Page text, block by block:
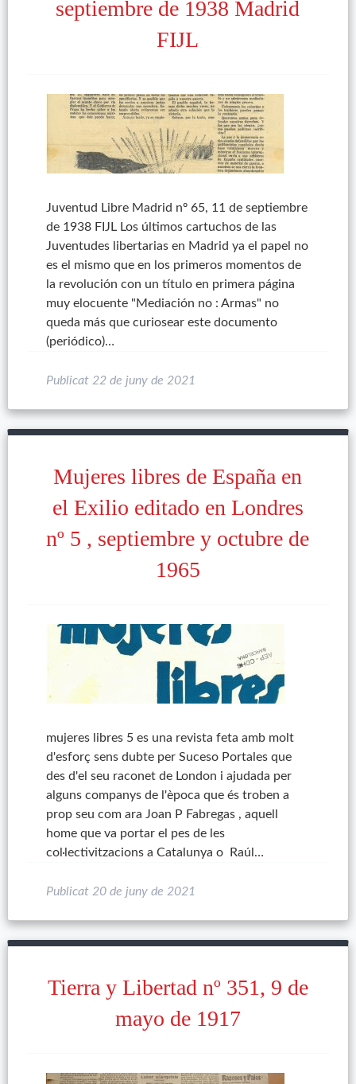
septiembre de 1938 Madrid
FIJL
Juventud Libre Madrid nº 65, 11 de septiembre
de 1938 FIJL Los últimos cartuchos de las
Juventudes libertarias en Madrid ya el papel no
es el mismo que en los primeros momentos de
la revolución con un título en primera página
muy elocuente "Mediación no : Armas" no
queda más que curiosear este documento
(periódico)…
Publicat 22 de juny de 2021
Mujeres libres de España en
el Exilio editado en Londres
nº 5 , septiembre y octubre de
1965
mujeres libres 5 es una revista feta amb molt
d'esforç sens dubte per Suceso Portales que
des d'el seu raconet de London i ajudada per
alguns companys de l'època que és troben a
prop seu com ara Joan P Fabregas , aquell
home que va portar el pes de les
col·lectivitzacions a Catalunya o Raúl…
Publicat 20 de juny de 2021
Tierra y Libertad nº 351, 9 de
mayo de 1917